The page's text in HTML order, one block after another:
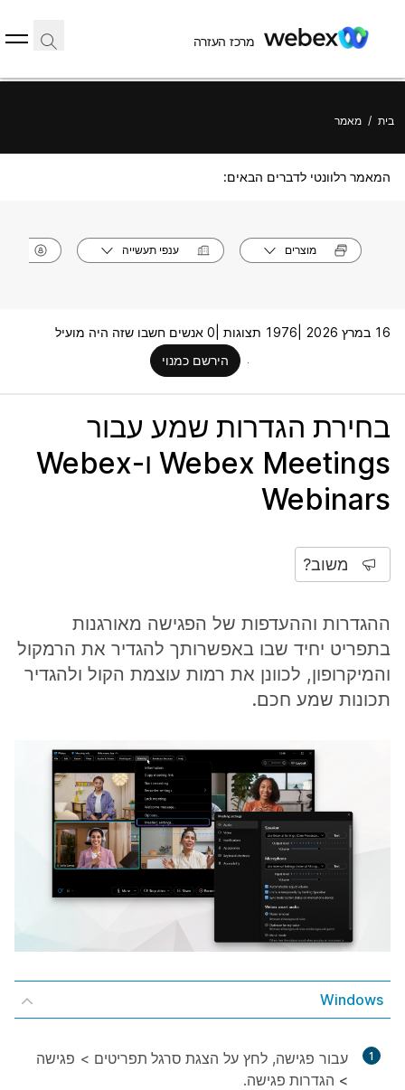
מרכז העזרה
בית / מאמר
המאמר רלוונטי לדברים הבאים:
מוצרים ענפי תעשייה
16 במרץ 2026 | 1976 תצוגות |
0 אנשים חשבו שזה היה מועיל
הירשם כמנוי
בחירת הגדרות שמע עבור
Webex Meetings ו-Webex
Webinars
משוב?
ההגדרות וההעדפות של הפגישה מאורגנות
בתפריט יחיד שבו באפשרותך להגדיר את הרמקול
והמיקרופון, לכוונן את רמות עוצמת הקול ולהגדיר
תכונות שמע חכם.
Windows
1 עבור פגישה, לחץ על הצגת סרגל תפריטים > פגישה
> הגדרות פגישה.